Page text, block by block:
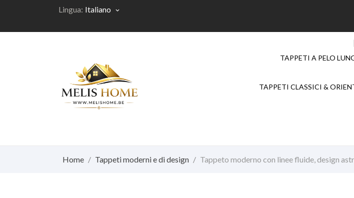
Lingua: Italiano keyboard_arrow_down
TAPPETI A PELO
TAPPETI CLASSICI &
Home Tappeti moderni e di design Tappeto moderno con linee fluide, design